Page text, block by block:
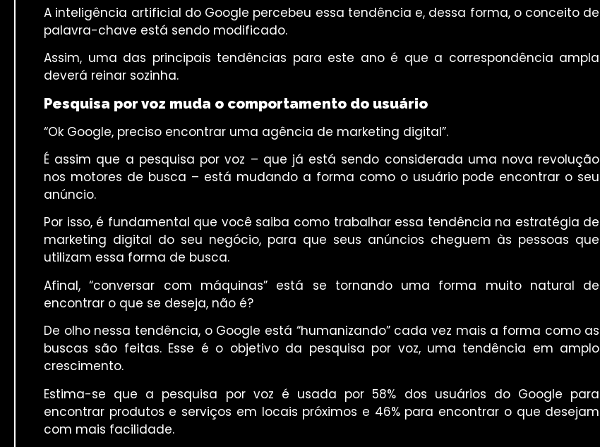
A inteligência artificial do Google percebeu essa tendência e, dessa forma, o conceito de
palavra-chave está sendo modificado.
Assim, uma das principais tendências para este ano é que a correspondência ampla
deverá reinar sozinha.
Pesquisa por voz muda o comportamento do usuário
“Ok Google, preciso encontrar uma agência de marketing digital”.
É assim que a pesquisa por voz – que já está sendo considerada uma nova revolução
nos motores de busca – está mudando a forma como o usuário pode encontrar o seu
anúncio.
Por isso, é fundamental que você saiba como trabalhar essa tendência na estratégia de
marketing digital do seu negócio, para que seus anúncios cheguem às pessoas que
utilizam essa forma de busca.
Afinal, “conversar com máquinas” está se tornando uma forma muito natural de
encontrar o que se deseja, não é?
De olho nessa tendência, o Google está “humanizando” cada vez mais a forma como as
buscas são feitas. Esse é o objetivo da pesquisa por voz, uma tendência em amplo
crescimento.
Estima-se que a pesquisa por voz é usada por 58% dos usuários do Google para
encontrar produtos e serviços em locais próximos e 46% para encontrar o que desejam
com mais facilidade.